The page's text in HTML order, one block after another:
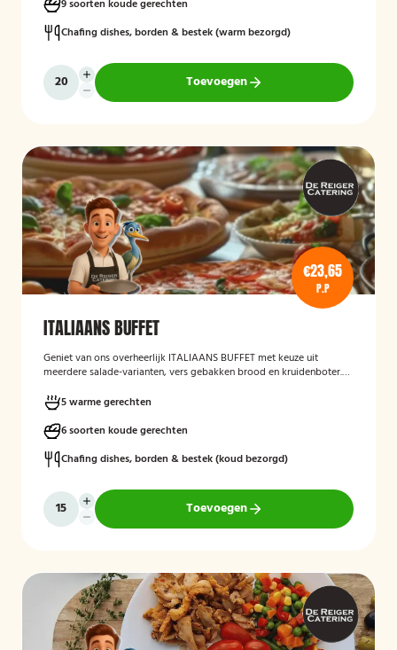
9 soorten koude gerechten
Chafing dishes, borden & bestek (warm bezorgd)
Toevoegen
€23,65
P.P
ITALIAANS BUFFET
Geniet van ons overheerlijk ITALIAANS BUFFET met keuze uit
meerdere salade-varianten, vers gebakken brood en kruidenboter.
5 warme gerechten
6 soorten koude gerechten
Chafing dishes, borden & bestek (koud bezorgd)
Toevoegen